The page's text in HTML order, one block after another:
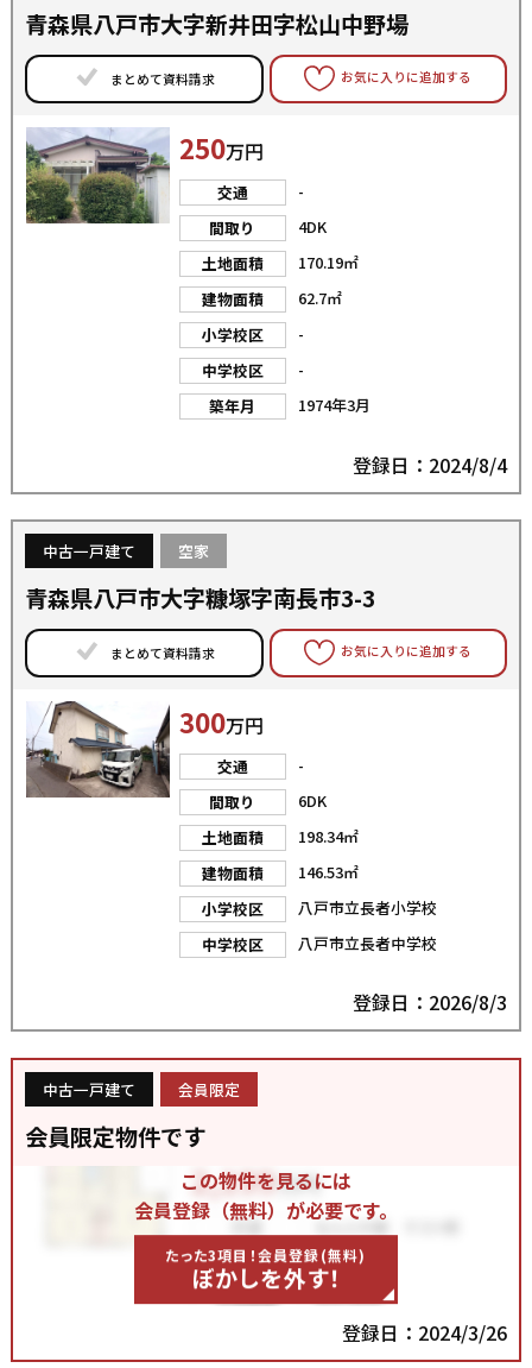
青森県八戸市大字新井田字松山中野場
まとめて資料請求 お気に入りに追加する
250万円
交通
-
間取り
4DK
土地面積
170.19㎡
建物面積
62.7㎡
小学校区
-
中学校区
-
築年月
1974年3月
登録日：2024/8/4
中古一戸建て 空家
青森県八戸市大字糠塚字南長市3-3
まとめて資料請求 お気に入りに追加する
300万円
交通
-
間取り
6DK
土地面積
198.34㎡
建物面積
146.53㎡
小学校区
八戸市立長者小学校
中学校区
八戸市立長者中学校
登録日：2026/8/3
中古一戸建て 会員限定
会員限定物件です
この物件を見るには
会員登録（無料）が必要です。
たった3項目！会員登録(無料)
ぼかしを外す！
登録日：2024/3/26